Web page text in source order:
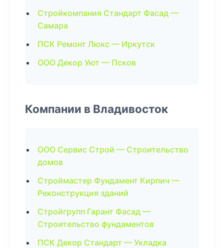
Стройкомпания Стандарт Фасад —
Самара
ПСК Ремонт Люкс — Иркутск
ООО Декор Уют — Псков
Компании в Владивосток
ООО Сервис Строй — Строительство
домов
Строймастер Фундамент Кирпич —
Реконструкция зданий
Стройгрупп Гарант Фасад —
Строительство фундаментов
ПСК Декор Стандарт — Укладка